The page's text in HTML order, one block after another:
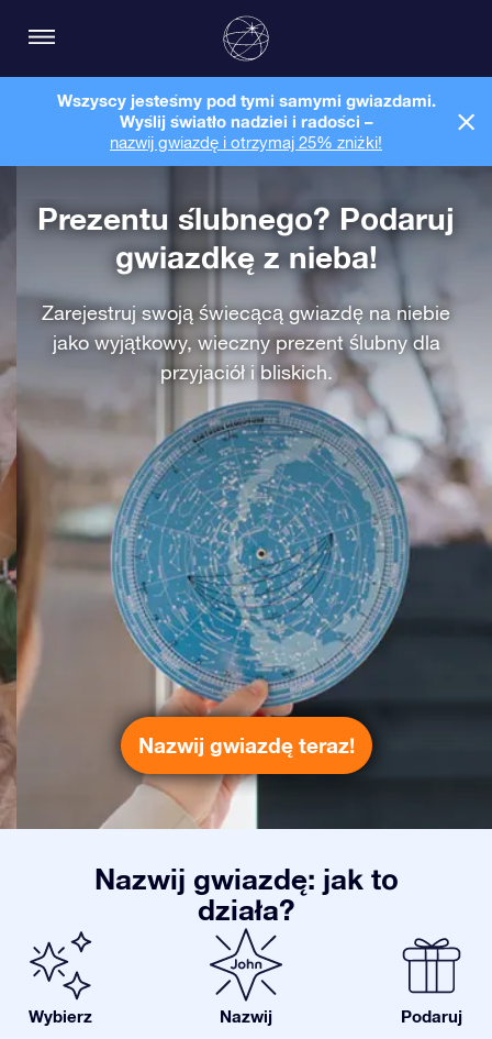
Wszyscy jesteśmy pod tymi samymi gwiazdami.
Wyślij światło nadziei i radości –
nazwij gwiazdę i otrzymaj 25% zniżki!
Prezentu ślubnego? Podaruj
gwiazdkę z nieba!
Zarejestruj swoją świecącą gwiazdę na niebie
jako wyjątkowy, wieczny prezent ślubny dla
przyjaciół i bliskich.
Nazwij gwiazdę teraz!
Nazwij gwiazdę: jak to
działa?
Wybierz Nazwij Podaruj